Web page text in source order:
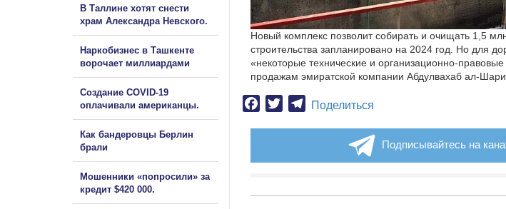
Новый комплекс позволит собирать и очищать 1,5
строительства запланировано на 2024 год. Но для
«некоторые технические и организационно-
продажам эмиратской компании Абдулвахаб ал-
Facebook
TwitterTelegram
Поделиться
Подписывайтесь на
В Таллине хотят снести
храм Александра Невского.
Наркобизнес в Ташкенте
ворочает миллиардами
Создание COVID-19
оплачивали американцы.
Как бандеровцы Берлин
брали
Мошенники «попросили» за
кредит $420 000.